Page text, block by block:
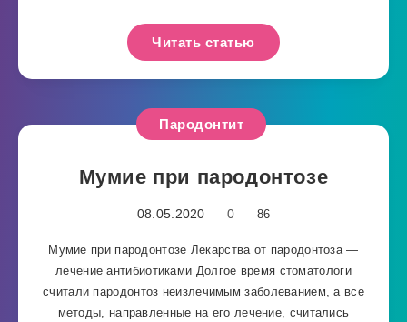
Читать статью
Пародонтит
Мумие при пародонтозе
08.05.2020 0 86
Мумие при пародонтозе Лекарства от пародонтоза —
лечение антибиотиками Долгое время стоматологи
считали пародонтоз неизлечимым заболеванием, а все
методы, направленные на его лечение, считались